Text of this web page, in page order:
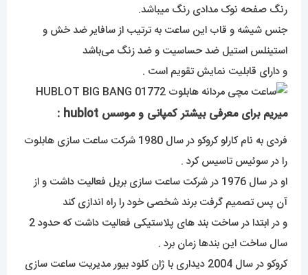
رنگ صفحه نوک مدادی رنگ میباشد.
جنس شیشه و قاب این ساعت به ترتیب از سافایر ضد خش و
استینلس استیل ضد حساسیت و ضد زنگ می‌باشد
و دارای قابلیت نمایش تقویم است .
میریم برای معرفی بیشتر کمپانی و موسس hublot :
فردی به نام کارلو کروکو در سال 1980 شرکت ساعت سازی هابلوت
را در سوئیس تاسیس کرد .
او در سال 1976 در شرکت ساعت سازی بریل فعالیت داشت و از
آن پس تصمیم گرفت برند شخصی خود را راه اندازی کند
و در ابتدا در ساخت بند های پلاستیکی فعالیت داشت که حدود 2
سال ساخت این بندها زمان برد .
کروکو در سال 2004 دیداری با ژان کلود بیور مدیریت ساعت سازی